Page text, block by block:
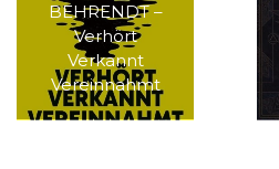
BEHRENDT –
Verhört
Verkannt
Vereinnahmt